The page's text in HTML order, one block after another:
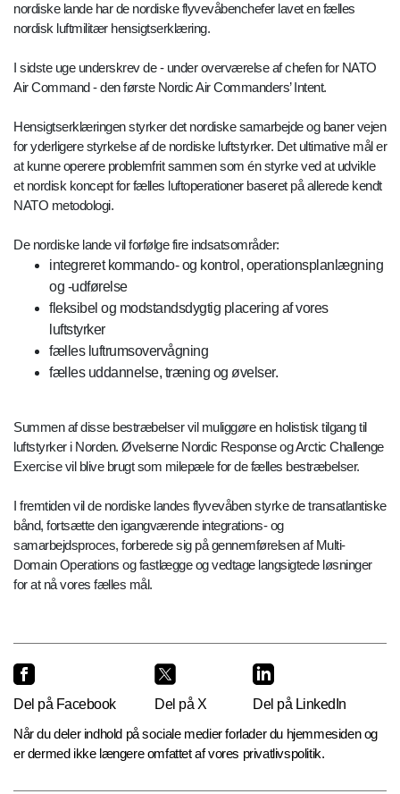
nordiske lande har de nordiske flyvevåbenchefer lavet en fælles
nordisk luftmilitær hensigtserklæring.
I sidste uge underskrev de - under overværelse af chefen for NATO
Air Command - den første Nordic Air Commanders’ Intent.
Hensigtserklæringen styrker det nordiske samarbejde og baner vejen
for yderligere styrkelse af de nordiske luftstyrker. Det ultimative mål er
at kunne operere problemfrit sammen som én styrke ved at udvikle
et nordisk koncept for fælles luftoperationer baseret på allerede kendt
NATO metodologi.
De nordiske lande vil forfølge fire indsatsområder:
integreret kommando- og kontrol, operationsplanlægning
og -udførelse
fleksibel og modstandsdygtig placering af vores
luftstyrker
fælles luftrumsovervågning
fælles uddannelse, træning og øvelser.
Summen af disse bestræbelser vil muliggøre en holistisk tilgang til
luftstyrker i Norden. Øvelserne Nordic Response og Arctic Challenge
Exercise vil blive brugt som milepæle for de fælles bestræbelser.
I fremtiden vil de nordiske landes flyvevåben styrke de transatlantiske
bånd, fortsætte den igangværende integrations- og
samarbejdsproces, forberede sig på gennemførelsen af Multi-
Domain Operations og fastlægge og vedtage langsigtede løsninger
for at nå vores fælles mål.
Del på Facebook Del på X
Del på LinkedIn
Når du deler indhold på sociale medier forlader du hjemmesiden og
er dermed ikke længere omfattet af vores privatlivspolitik.